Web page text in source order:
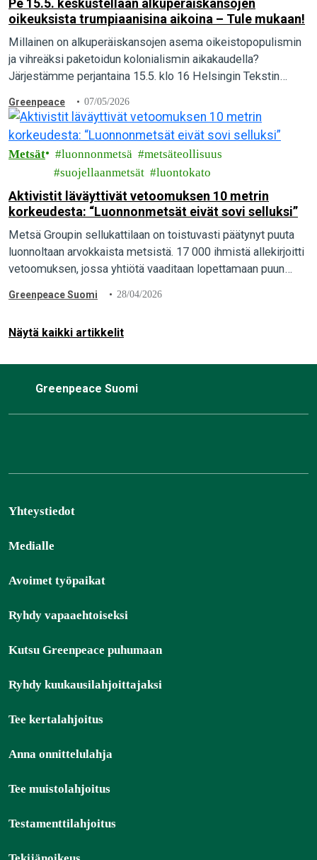
Pe 15.5. keskustellaan alkuperäiskansojen
oikeuksista trumpiaanisina aikoina – Tule mukaan!
Millainen on alkuperäiskansojen asema oikeistopopulismin
ja vihreäksi paketoidun kolonialismin aikakaudella?
Järjestämme perjantaina 15.5. klo 16 Helsingin Tekstin
Alkuperäiskansojen oikeudet trumpiaanisina aikoina.
Tervetuloa mukaan!
Greenpeace 07/05/2026
Metsät luonnonmetsä
metsäteollisuus
suojellaanmetsät
luontokato
Aktivistit läväyttivät vetoomuksen 10 metrin
korkeudesta: “Luonnonmetsät eivät sovi selluksi”
Metsä Groupin sellukattilaan on toistuvasti päätynyt puuta
luonnoltaan arvokkaista metsistä. 17 000 ihmistä allekirjoitti
vetoomuksen, jossa yhtiötä vaaditaan lopettamaan puun
toimittivat vetoomuksen yhtiön pääkonttorille Espooseen
Greenpeace Suomi 28/04/2026
Näytä kaikki artikkelit
Greenpeace Suomi
Yhteystiedot
Medialle
Avoimet työpaikat
Ryhdy vapaaehtoiseksi
Kutsu Greenpeace puhumaan
Ryhdy kuukausilahjoittajaksi
Tee kertalahjoitus
Anna onnittelulahja
Tee muistolahjoitus
Testamenttilahjoitus